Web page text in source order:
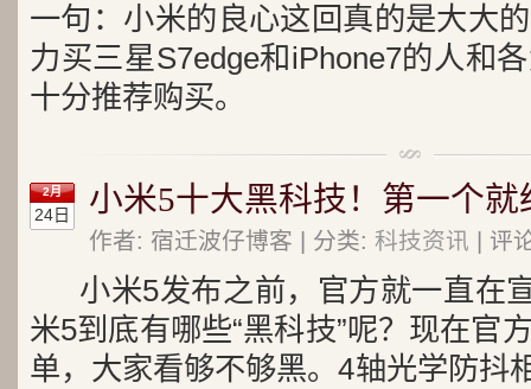
一句：小米的良心这回真的是大大
力买三星S7edge和iPhone7的人和
十分推荐购买。
2月
24日 小米5十大黑科技！第一个就
作者: 宿迁波仔博客 | 分类: 科技资讯 | 评
小米5发布之前，官方就一直在
米5到底有哪些“黑科技”呢？现在官
单，大家看够不够黑。4轴光学防抖